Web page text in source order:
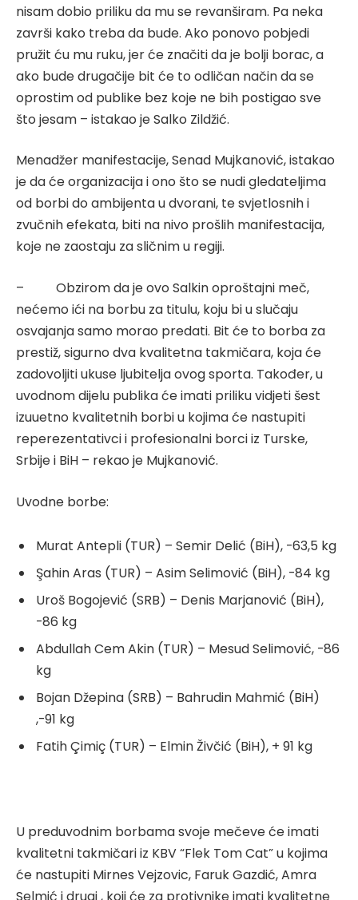
nisam dobio priliku da mu se revanširam. Pa neka
završi kako treba da bude. Ako ponovo pobjedi
pružit ću mu ruku, jer će značiti da je bolji borac, a
ako bude drugačije bit će to odličan način da se
oprostim od publike bez koje ne bih postigao sve
što jesam – istakao je Salko Zildžić.
Menadžer manifestacije, Senad Mujkanović, istakao
je da će organizacija i ono što se nudi gledateljima
od borbi do ambijenta u dvorani, te svjetlosnih i
zvučnih efekata, biti na nivo prošlih manifestacija,
koje ne zaostaju za sličnim u regiji.
– Obzirom da je ovo Salkin oproštajni meč,
nećemo ići na borbu za titulu, koju bi u slučaju
osvajanja samo morao predati. Bit će to borba za
prestiž, sigurno dva kvalitetna takmičara, koja će
zadovoljiti ukuse ljubitelja ovog sporta. Također, u
uvodnom dijelu publika će imati priliku vidjeti šest
izuuetno kvalitetnih borbi u kojima će nastupiti
reperezentativci i profesionalni borci iz Turske,
Srbije i BiH – rekao je Mujkanović.
Uvodne borbe:
Murat Antepli (TUR) – Semir Delić (BiH), -63,5 kg
Şahin Aras (TUR) – Asim Selimović (BiH), -84 kg
Uroš Bogojević (SRB) – Denis Marjanović (BiH),
-86 kg
Abdullah Cem Akin (TUR) – Mesud Selimović, -86
kg
Bojan Džepina (SRB) – Bahrudin Mahmić (BiH)
,-91 kg
Fatih Çimiç (TUR) – Elmin Živčić (BiH), + 91 kg
U preduvodnim borbama svoje mečeve će imati
kvalitetni takmičari iz KBV “Flek Tom Cat” u kojima
će nastupiti Mirnes Vejzovic, Faruk Gazdić, Amra